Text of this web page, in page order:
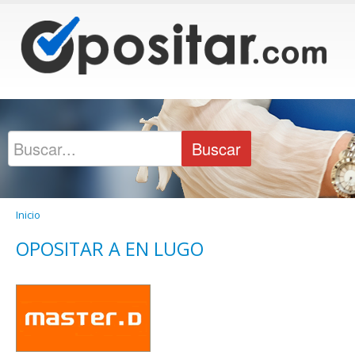
Inicio
OPOSITAR A EN LUGO